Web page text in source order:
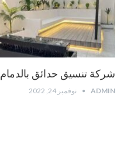
شركة تنسيق حدائق بالدمام 0569206031
ADMIN نوفمبر 24, 2022